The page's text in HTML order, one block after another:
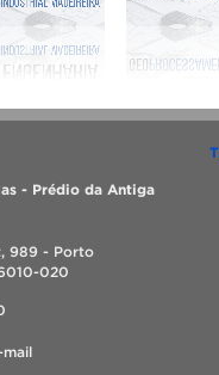
- Prédio da Antiga
989 - Porto
020